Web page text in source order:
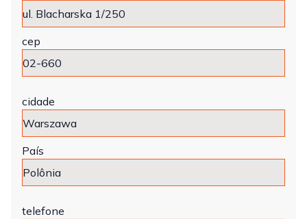
cep
cidade
País
telefone